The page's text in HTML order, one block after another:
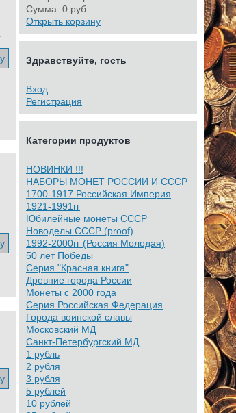
Сумма: 0 руб.
Открыть корзину
Здравствуйте, гость
Вход
Регистрация
Категории продуктов
НОВИНКИ !!!
НАБОРЫ МОНЕТ РОССИИ И СССР
1700-1917 Российская Империя
1921-1991гг
Юбилейные монеты СССР
Новоделы СССР (proof)
1992-2000гг (Россия Молодая)
50 лет Победы
Серия "Красная книга"
Древние города России
Монеты с 2000 года
Серия Российская Федерация
Города воинской славы
Московский МД
Санкт-Петербургский МД
1 рубль
2 рубля
3 рубля
5 рублей
10 рублей